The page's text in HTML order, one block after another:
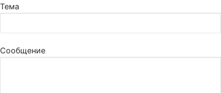
Тема
Сообщение